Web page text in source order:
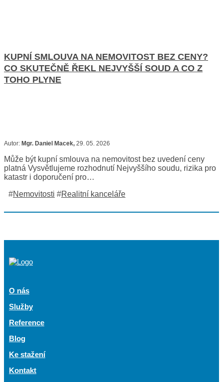
KUPNÍ SMLOUVA NA NEMOVITOST BEZ CENY?
CO SKUTEČNĚ ŘEKL NEJVYŠŠÍ SOUD A CO Z
TOHO PLYNE
Autor: Mgr. Daniel Macek, 29. 05. 2026
Může být kupní smlouva na nemovitost bez uvedení ceny
platná Vysvětlujeme rozhodnutí Nejvyššího soudu, rizika pro
katastr i doporučení pro…
#Nemovitosti #Realitní kanceláře
O nás
Služby
Reference
Blog
Ke stažení
Kontakt